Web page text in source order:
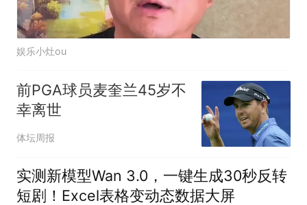
娱乐小灶ou
前PGA球员麦奎兰45岁不
幸离世
体坛周报
实测新模型Wan 3.0，一键生成30秒反转
短剧！Excel表格变动态数据大屏